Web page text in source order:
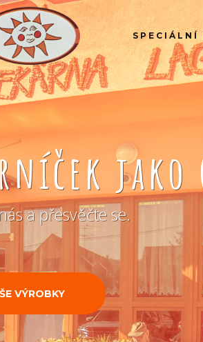
SPECIÁLNÍ
jako
a přesvěčte se.
VÝROBKY